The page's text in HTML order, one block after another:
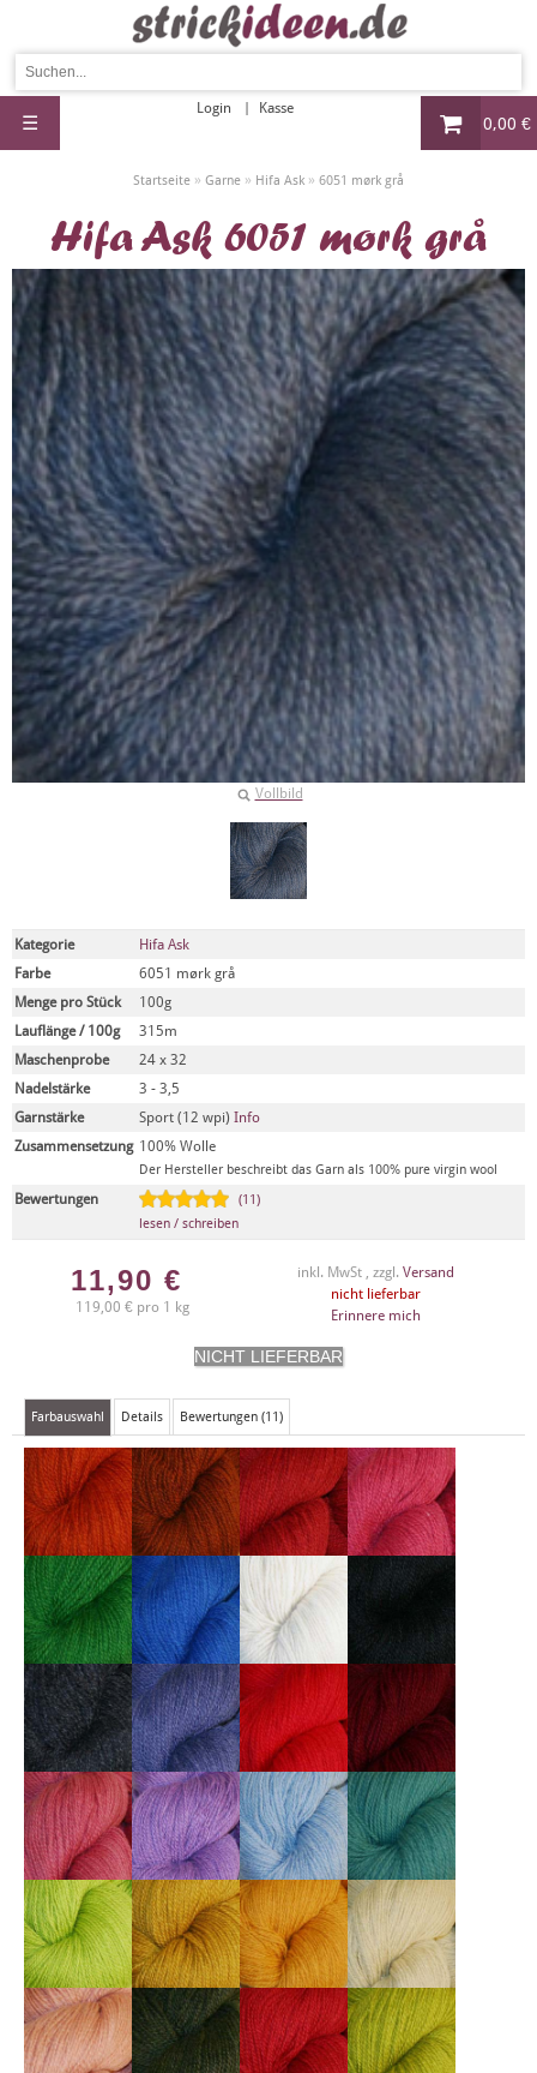
0,00 €
Login Kasse
☰
Startseite » Garne » Hifa Ask » 6051 mørk grå
Hifa Ask 6051 mørk grå
Vollbild
Kategorie
Hifa Ask
Farbe
6051 mørk grå
Menge pro Stück
100g
Lauflänge / 100g
315m
Maschenprobe
24 x 32
Nadelstärke
3 - 3,5
Garnstärke
Sport (12 wpi) Info
Zusammensetzung 100% Wolle
Der Hersteller beschreibt das Garn als 100% pure virgin wool
Bewertungen
(11)
lesen / schreiben
11,90 €
119,00 € pro 1 kg
inkl. MwSt , zzgl. Versand
nicht lieferbar
Erinnere mich
Farbauswahl Details Bewertungen (11)